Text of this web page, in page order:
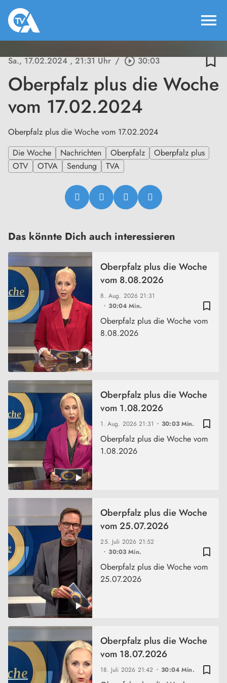
menu
Sa., 17.02.2024, 21:31 Uhr / play_circle_outline30:03 bookmark_border
Oberpfalz plus die Woche
vom 17.02.2024
Oberpfalz plus die Woche vom 17.02.2024
Die Woche
Nachrichten Oberpfalz
Oberpfalz plus
OTV
OTVA Sendung TVA
Das könnte Dich auch interessieren
bookmark_border
8. Aug. 202621:31
30:04 Min.
Oberpfalz plus die Woche
vom 8.08.2026
Oberpfalz plus die Woche vom
8.08.2026
bookmark_border
1. Aug. 202621:31 30:03 Min.
Oberpfalz plus die Woche
vom 1.08.2026
Oberpfalz plus die Woche vom
1.08.2026
bookmark_border
25. Juli 2026 21:52
30:03 Min.
Oberpfalz plus die Woche
vom 25.07.2026
Oberpfalz plus die Woche vom
25.07.2026
bookmark_border
18. Juli 2026 21:42 30:04 Min.
Oberpfalz plus die Woche
vom 18.07.2026